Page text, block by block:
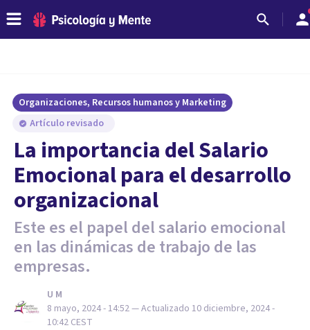
Organizaciones, Recursos humanos y Marketing
Artículo revisado
La importancia del Salario
Emocional para el desarrollo
organizacional
Este es el papel del salario emocional
en las dinámicas de trabajo de las
empresas.
U M
8 mayo, 2024 - 14:52— Actualizado 10 diciembre, 2024 -
10:42 CEST